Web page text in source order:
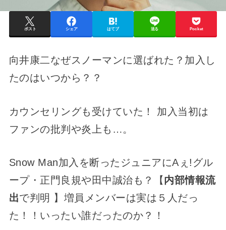
ポスト シェア はてブ 送る Pocket
向井康二なぜスノーマンに選ばれた？加入し
たのはいつから？？
カウンセリングも受けていた！ 加入当初は
ファンの批判や炎上も…。
Snow Man加入を断ったジュニアにAぇ!グル
ープ・正門良規や田中誠治も？【内部情報流
出で判明 】増員メンバーは実は５人だっ
た！！いったい誰だったのか？！